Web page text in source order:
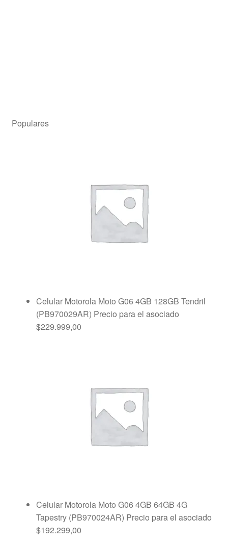
Populares
Celular Motorola Moto G06 4GB 128GB Tendril
(PB970029AR) Precio para el asociado
$229.999,00
Celular Motorola Moto G06 4GB 64GB 4G
Tapestry (PB970024AR) Precio para el asociado
$192.299,00